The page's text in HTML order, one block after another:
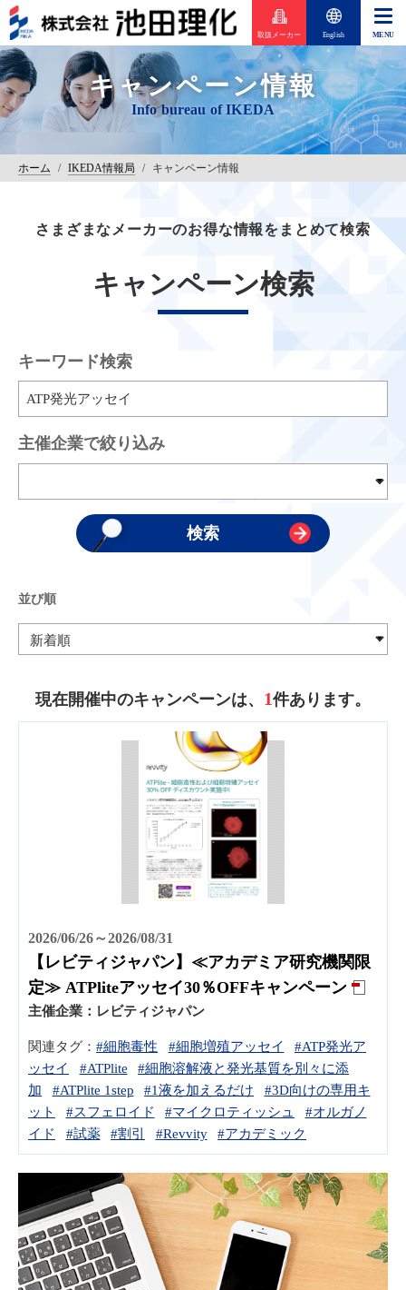
取扱メーカー English
キャンペーン情報
ホーム / IKEDA情報局 / キャンペーン情報
さまざまなメーカーのお得な情報をまとめて検索
キャンペーン検索
キーワード検索
主催企業で絞り込み
並び順
現在開催中のキャンペーンは、 1件あります。
2026/06/26～2026/08/31
【レビティジャパン】≪アカデミア研究機関限
定≫ ATPliteアッセイ30％OFFキャンペーン
主催企業： レビティジャパン
関連タグ： #細胞毒性 #細胞増殖アッセイ
#ATP発光ア
ッセイ
#ATPlite
#細胞溶解液と発光基質を別々に添
加
#ATPlite 1step #1液を加えるだけ
#3D向けの専用キ
ット
#スフェロイド #マイクロティッシュ
#オルガノ
イド
#試薬 #割引 #Revvity #アカデミック